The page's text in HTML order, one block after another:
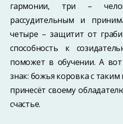
гармонии, три –
рассудительным и
четыре – защитит от
способность к
поможет в обучении. А
знак: божья коровка с
принесёт своему
счастье.